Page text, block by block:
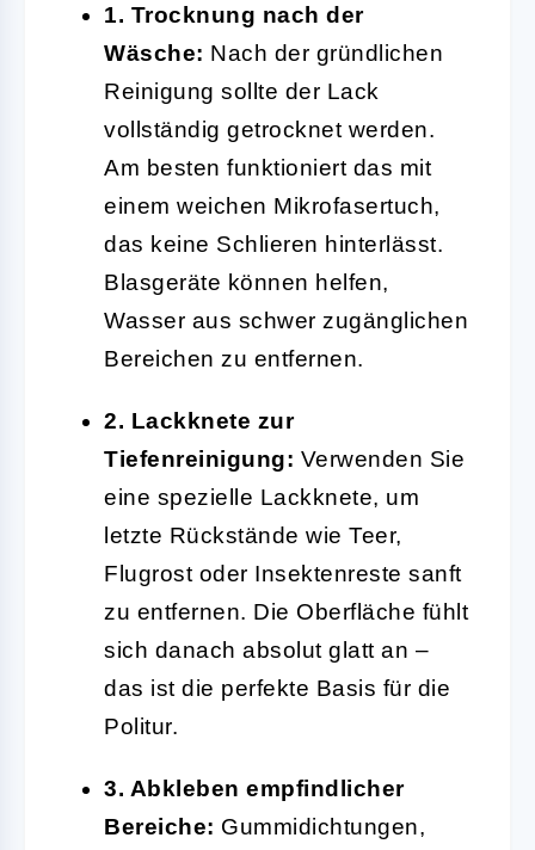
1. Trocknung nach der
Wäsche: Nach der gründlichen
Reinigung sollte der Lack
vollständig getrocknet werden.
Am besten funktioniert das mit
einem weichen Mikrofasertuch,
das keine Schlieren hinterlässt.
Blasgeräte können helfen,
Wasser aus schwer zugänglichen
Bereichen zu entfernen.
2. Lackknete zur
Tiefenreinigung: Verwenden Sie
eine spezielle Lackknete, um
letzte Rückstände wie Teer,
Flugrost oder Insektenreste sanft
zu entfernen. Die Oberfläche fühlt
sich danach absolut glatt an –
das ist die perfekte Basis für die
Politur.
3. Abkleben empfindlicher
Bereiche: Gummidichtungen,